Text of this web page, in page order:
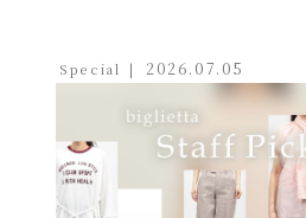
Special 2026.07.05